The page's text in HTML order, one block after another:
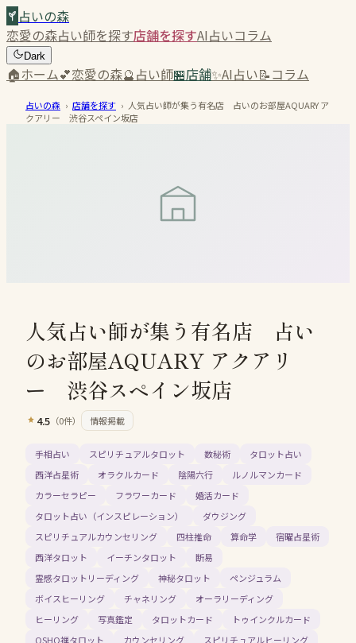
占いの森
恋愛の森占い師を探す店舗を探すAI占いコラム
Dark
🏠ホーム💕恋愛の森🔮占い師🏪店舗✨AI占い📝コラム
占いの森 › 店舗を探す › 人気占い師が集う有名店 占いのお部屋AQUARY ア
クアリー 渋谷スペイン坂店
人気占い師が集う有名店 占い
のお部屋AQUARY アクアリ
ー 渋谷スペイン坂店
4.5 （0件） 情報掲載
手相占い スピリチュアルタロット 数秘術
タロット占い
西洋占星術
オラクルカード 陰陽六行
ルノルマンカード
カラーセラピー
フラワーカード
婚活カード
タロット占い（インスピレーション）
ダウジング
スピリチュアルカウンセリング
四柱推命 算命学
宿曜占星術
西洋タロット
イーチンタロット
断易
霊感タロットリーディング
神秘タロット
ペンジュラム
ボイスヒーリング
チャネリング
オーラリーディング
ヒーリング
写真鑑定 タロットカード
トゥインクルカード
OSHO禅タロット
カウンセリング
スピリチュアルヒーリング